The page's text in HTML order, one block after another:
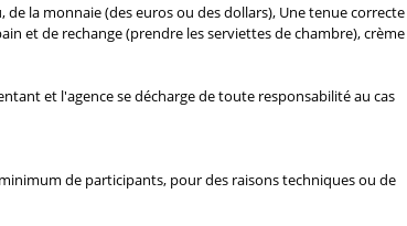
la monnaie (des euros ou des dollars), Une tenue correcte
et de rechange (prendre les serviettes de chambre), crème
et l'agence se décharge de toute responsabilité au cas
de participants, pour des raisons techniques ou de